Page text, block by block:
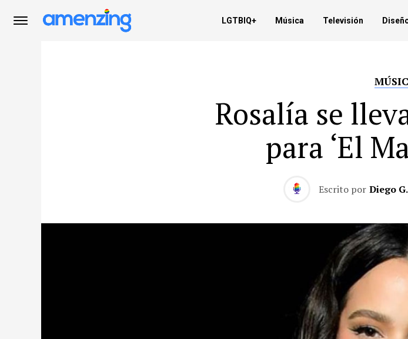
LGTBIQ+ Música Televisión
Rosalía se
para ‘El
Escrito por Diego G.